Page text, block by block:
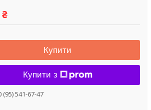
Купити
Купити з
(95) 541-67-47